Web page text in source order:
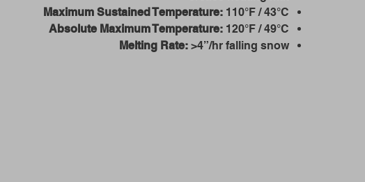
Maximum Sustained Temperature: 110°F / 43°C
Absolute Maximum Temperature: 120°F / 49°C
Melting Rate: >4”/hr falling snow